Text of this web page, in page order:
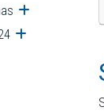
Ava
Ava